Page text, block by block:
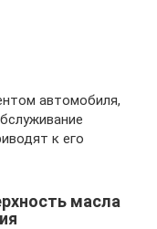
автомобиля,
к его
масла